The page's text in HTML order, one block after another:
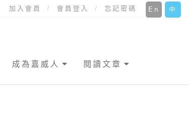
中
En
加入會員 會員登入 忘記密碼
成為嘉威人 閱讀文章